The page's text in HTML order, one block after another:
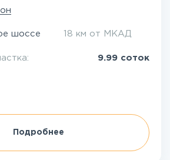
шоссе 18 км от МКАД
9.99 соток
Подробнее